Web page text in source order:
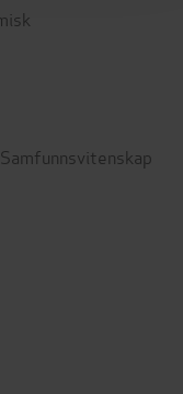
Samfunnsvitenskap